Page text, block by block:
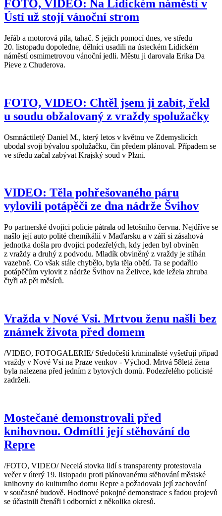
FOTO, VIDEO: Na Lidickém náměstí v
Ústí už stojí vánoční strom
Jeřáb a motorová pila, tahač. S jejich pomocí dnes, ve středu
20. listopadu dopoledne, dělníci usadili na ústeckém Lidickém
náměstí osmimetrovou vánoční jedli. Městu ji darovala Erika Da
Pieve z Chuderova.
FOTO, VIDEO: Chtěl jsem ji zabít, řekl
u soudu obžalovaný z vraždy spolužačky
Osmnáctiletý Daniel M., který letos v květnu ve Zdemyslicích
ubodal svoji bývalou spolužačku, čin předem plánoval. Případem se
ve středu začal zabývat Krajský soud v Plzni.
VIDEO: Těla pohřešovaného páru
vylovili potápěči ze dna nádrže Švihov
Po partnerské dvojici policie pátrala od letošního června. Nejdříve se
našlo její auto polité chemikálií v Maďarsku a v září si zásahová
jednotka došla pro dvojici podezřelých, kdy jeden byl obviněn
z vraždy a druhý z podvodu. Mladík obviněný z vraždy je stíhán
vazebně. Co však stále chybělo, byla těla obětí. Ta se podařilo
potápěčům vylovit z nádrže Švihov na Želivce, kde ležela zhruba
čtyři až pět měsíců.
Vražda v Nové Vsi. Mrtvou ženu našli bez
známek života před domem
/VIDEO, FOTOGALERIE/ Středočeští kriminalisté vyšetřují případ
vraždy v Nové Vsi na Praze venkov - Východ. Mrtvá 58letá žena
byla nalezena před jedním z bytových domů. Podezřelého policisté
zadrželi.
Mostečané demonstrovali před
knihovnou. Odmítli její stěhování do
Repre
/FOTO, VIDEO/ Necelá stovka lidí s transparenty protestovala
večer v úterý 19. listopadu proti plánovanému stěhování městské
knihovny do kulturního domu Repre a požadovala její zachování
v současné budově. Hodinové pokojné demonstrace s řadou projevů
se účastnili čtenáři i odborníci z několika okresů.